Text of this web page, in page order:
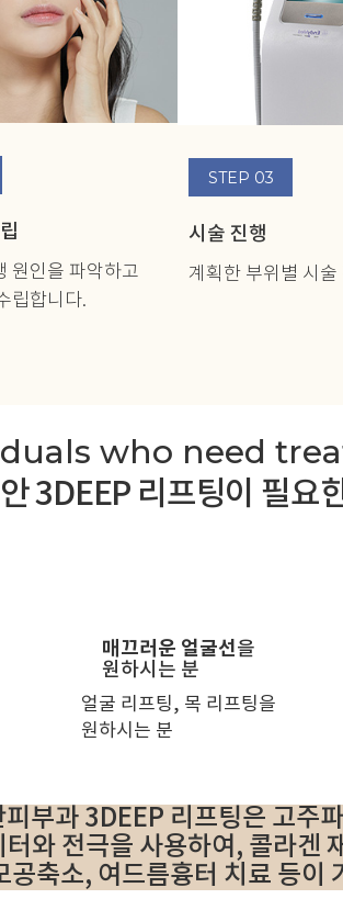
원인을 파악하고
립합니다.
STEP 03
시술 진행
계획한 부위별 시술
who need
3DEEP 리프팅이 필요
매끄러운 얼굴선을
원하시는 분
얼굴 리프팅, 목 리프팅을
원하시는 분
부과 3DEEP 리프팅은 고주
와 전극을 사용하여, 콜라겐
공축소, 여드름흉터 치료 등이